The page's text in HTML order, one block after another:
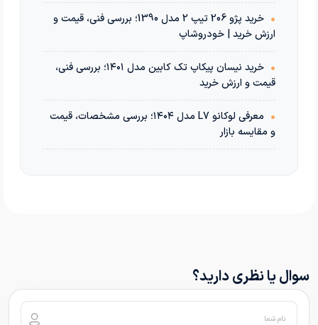
•
خرید پژو 206 تیپ 2 مدل 1390؛ بررسی فنی، قیمت و
ارزش خرید | خودروشاپ
•
خرید نیسان پیکاپ تک کابین مدل ۱۴۰۱؛ بررسی فنی،
قیمت و ارزش خرید
•
معرفی لوکانو L7 مدل ۱۴۰۴؛ بررسی مشخصات، قیمت
و مقایسه بازار
سوال یا نظری دارید؟
نام شما